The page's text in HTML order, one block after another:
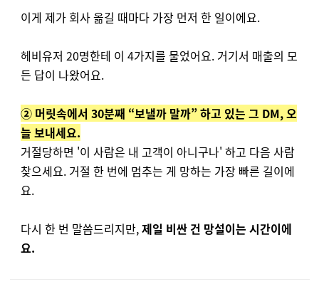
이게 제가 회사 옮길 때마다 가장 먼저 한 일이에요.
헤비유저 20명한테 이 4가지를 물었어요. 거기서 매출의 모
든 답이 나왔어요.
② 머릿속에서 30분째 “보낼까 말까” 하고 있는 그 DM, 오
늘 보내세요.
거절당하면 '이 사람은 내 고객이 아니구나' 하고 다음 사람
찾으세요. 거절 한 번에 멈추는 게 망하는 가장 빠른 길이에
요.
다시 한 번 말씀드리지만,제일 비싼 건 망설이는 시간이에
요.